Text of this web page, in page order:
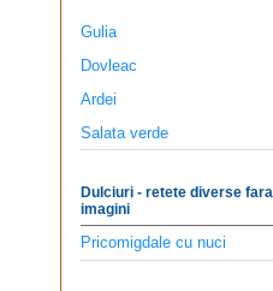
Gulia
Dovleac
Ardei
Salata verde
Dulciuri - retete diverse fara
imagini
Pricomigdale cu nuci